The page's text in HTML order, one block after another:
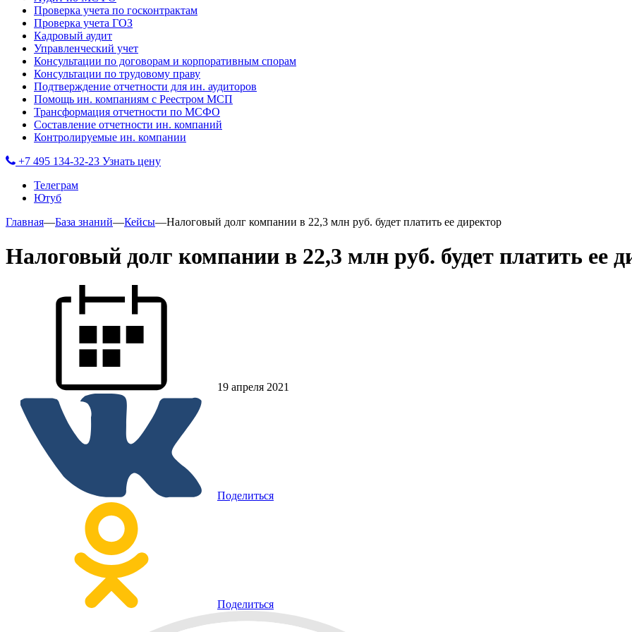
Проверка учета по госконтрактам
Проверка учета ГОЗ
Кадровый аудит
Управленческий учет
Консультации по договорам и корпоративным спорам
Консультации по трудовому праву
Подтверждение отчетности для ин. аудиторов
Помощь ин. компаниям с Реестром МСП
Трансформация отчетности по МСФО
Составление отчетности ин. компаний
Контролируемые ин. компании
+7 495 134-32-23 Узнать цену
Телеграм
Ютуб
Главная—База знаний—Кейсы—Налоговый долг компании в 22,3 млн руб. будет платить ее директор
Налоговый долг компании в 22,3 млн руб. будет платить ее
19 апреля 2021
Поделиться
Поделиться